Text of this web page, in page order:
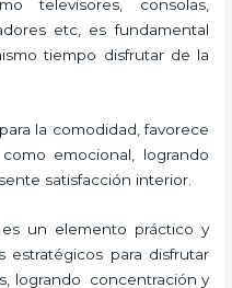
televisores, consolas,
etc, es fundamental
tiempo disfrutar de la
la comodidad, favorece
emocional, logrando
satisfacción interior.
es un elemento práctico y
estratégicos para disfrutar
logrando concentración y